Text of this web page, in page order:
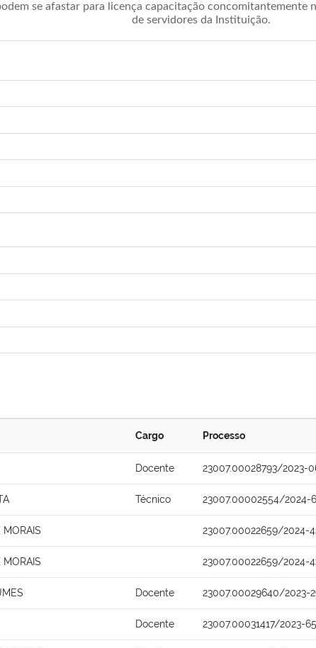
se afastar para licença capacitação concomitantemente
de servidores da Instituição.
Cargo Processo
Docente 23007.00028793/2023-
Técnico 23007.00002554/2024-
MORAIS 23007.00022659/2024-
MORAIS 23007.00022659/2024-
Docente 23007.00029640/2023-
Docente 23007.00031417/2023-65